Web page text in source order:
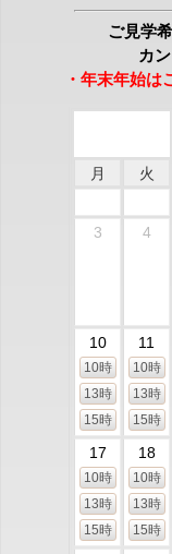
ご見学
カ
・年末年始は
月 火
3
4
10
10時
13時
15時
11
10時
13時
15時
17
10時
13時
15時
18
10時
13時
15時